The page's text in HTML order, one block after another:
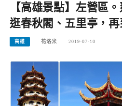
【高雄景點】左營區
逛春秋閣、五里亭，
高雄 花洛米 2019-07-10